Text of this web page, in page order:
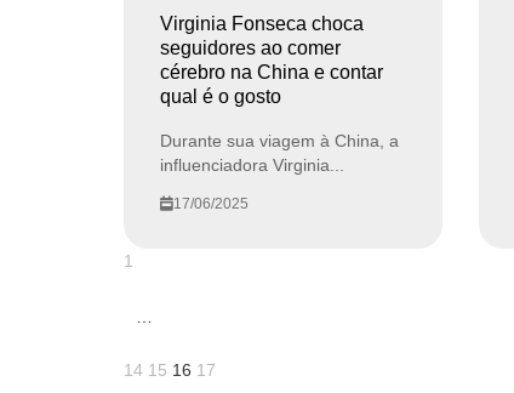
Virginia Fonseca choca
seguidores ao comer
cérebro na China e contar
qual é o gosto
Durante sua viagem à China, a
influenciadora Virginia...
17/06/2025
1
…
14 15 16 17